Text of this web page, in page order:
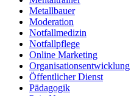
Metallbauer
Moderation
Notfallmedizin
Notfallpflege
Online Marketing
Organisationsentwicklung
Öffentlicher Dienst
Pädagogik